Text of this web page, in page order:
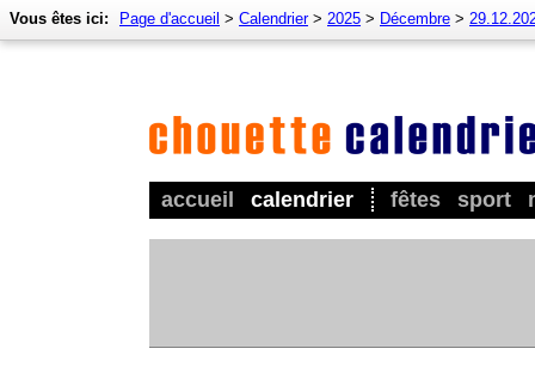
accueil calendrier fêtes sport
Vous êtes ici: Page d'accueil > Calendrier> 2025 > Décembre >